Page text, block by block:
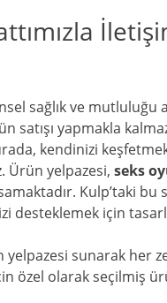
sağlık ve mutluluğu
satışı yapmakla
kendinizi
Ürün yelpazesi, seks
Kulp’taki bu
desteklemek için
sunarak her
özel olarak seçilmiş